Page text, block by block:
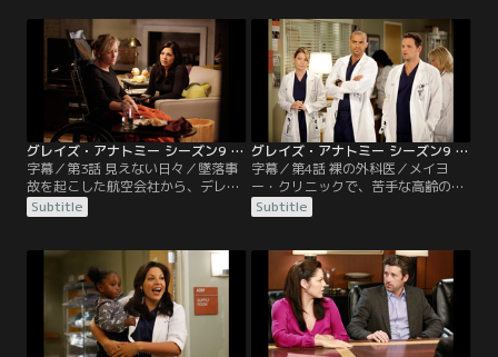
呼ばれるほど恐れられる存在とな
る。親友のクリスティーナはミネソ
タ州のメイヨー・クリニックに移
り、アレックスもホプキンス行きが
決まって、メレディスは1人残され
る孤独を味わう。
ナは、その壮絶な体験から強いショ
ック症状に陥り、一言も言葉を発さ
なくなる。このままでは精神科に移
されてしまうため、メレディスたち
は懸命にクリスティーナに呼びかけ
るが…。
グレイズ・アナトミー シーズン9 第03話／字幕
字幕／第3話 見えない日々／墜落事
故を起こした航空会社から、デレク
たちへ莫大な和解金が提示された。
条件は、全員一致で和解案を受け入
いこと。皆が前向きに和解案を検討
しはじめる中、決断を迷うデレク
は、改めて事故機の残骸を見に行
き、再発防止のためにも事故原因を
徹底的に追及すべきだという思いを
新たにする。
Subtitle
グレイズ・アナトミー シーズン9 第04話／字幕
字幕／第4話 裸の外科医／メイヨ
ー・クリニックで、苦手な高齢の医
師トーマスと組まされることになっ
たクリスティーナ。だがオペで彼の
スも墜落事故の経験者であることが
分かり、彼に大きな信頼を寄せはじ
める。そんな矢先に、上司のパーカ
ーがトーマスを引退に追い込もうと
していることが発覚する。
Subtitle